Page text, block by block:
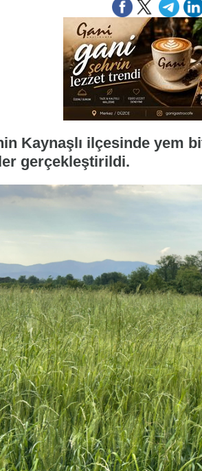
Kaynaşlı ilçesinde yem
gerçekleştirildi.